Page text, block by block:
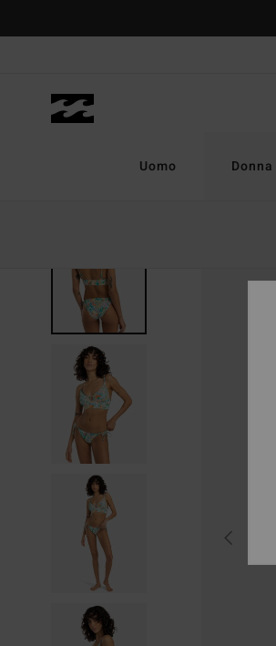
prodotto
Uomo Donna